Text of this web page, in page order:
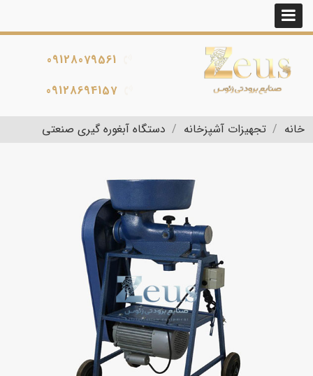
09128079561
09128694157
خانه تجهیزات آشپزخانه دستگاه آبغوره گیری صنعتی